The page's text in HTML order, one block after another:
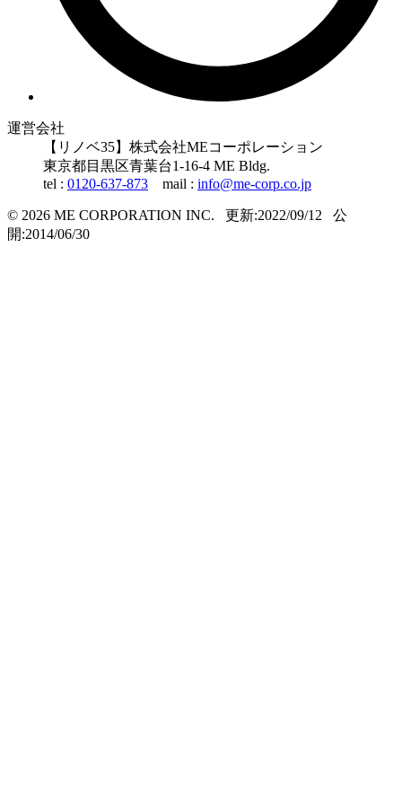
運営会社
【リノベ35】株式会社MEコーポレーション
東京都目黒区青葉台1-16-4 ME Bldg.
tel : 0120-637-873 mail : info@me-corp.co.jp
© 2026 ME CORPORATION INC. 更新:2022/09/12 公
開:2014/06/30